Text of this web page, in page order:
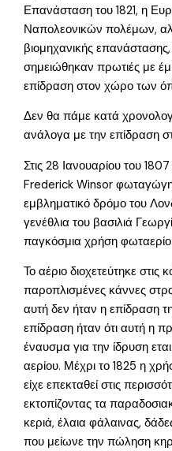
Επανάσταση του 1821, η
Ναπολεονικών πολέμων,
βιομηχανικής
σημειώθηκαν πρωτιές με
επίδραση στον χώρο των
Δεν θα πάμε κατά
ανάλογα με την επίδραση
Στις 28 Ιανουαρίου του
Frederick Winsor
εμβληματικό δρόμο του
γενέθλια του βασιλιά
παγκόσμια χρήση
Το αέριο διοχετεύτηκε
παροπλισμένες κάννες
αυτή δεν ήταν η επίδραση
επίδραση ήταν ότι αυτή η
έναυσμα για την ίδρυση
αερίου. Μέχρι το 1825 η
είχε επεκταθεί στις
εκτοπίζοντας τα
κεριά, έλαια φάλαινας,
που μείωνε την πώληση